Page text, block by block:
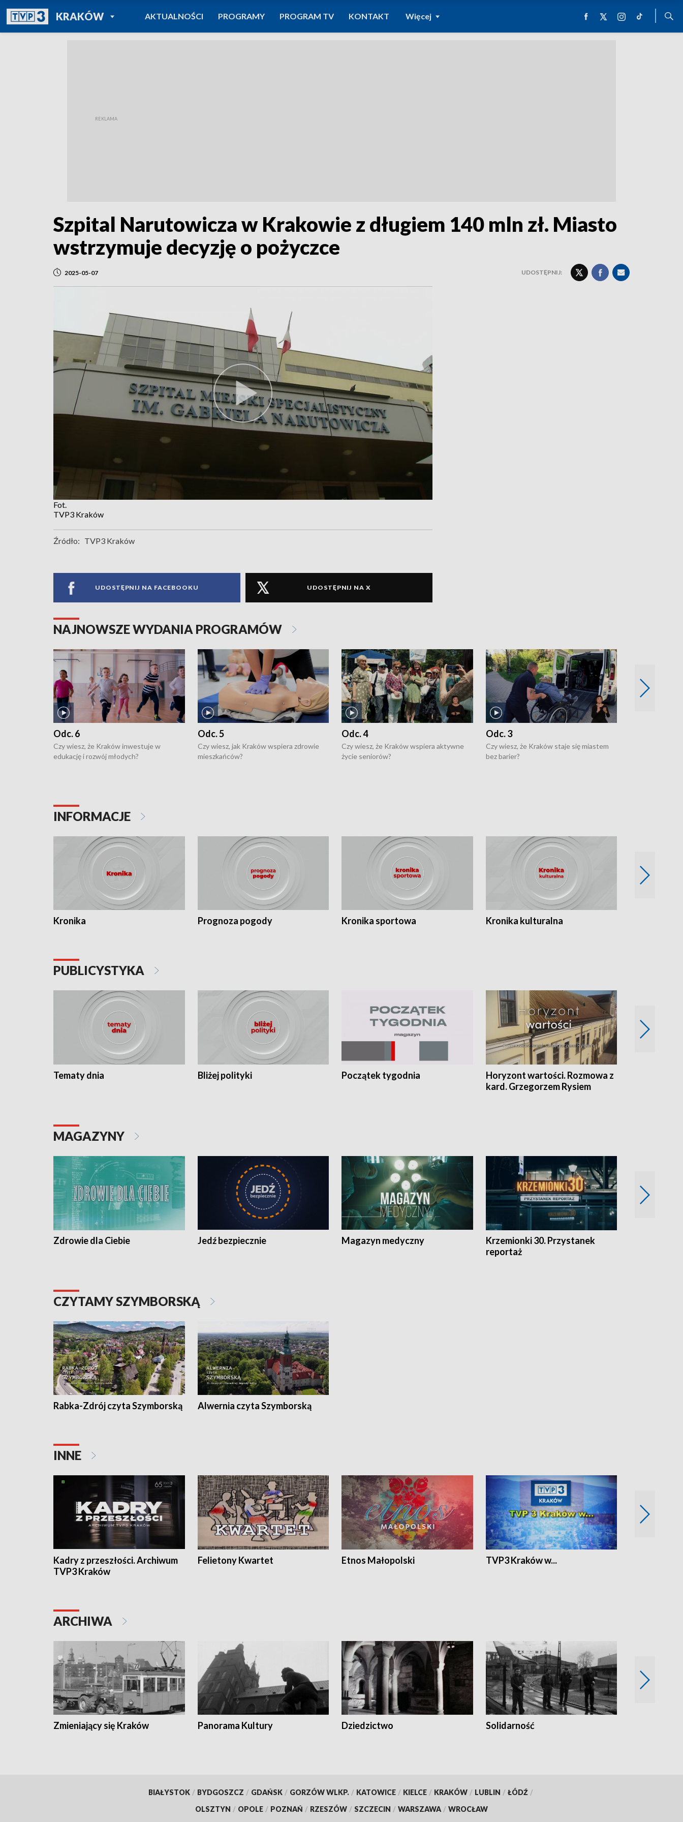
KRAKÓWPOWRÓT DO
TVP REGIONY
AKTUALNOŚCI PROGRAMY PROGRAM TV KONTAKT Więcej
Szpital Narutowicza w Krakowie z długiem 140 mln zł. Miasto
wstrzymuje decyzję o pożyczce
2025-05-07 UDOSTĘPNIJ:
Fot.
TVP3 Kraków
Źródło: TVP3 Kraków
UDOSTĘPNIJ NA FACEBOOKU UDOSTĘPNIJ NA X
NAJNOWSZE WYDANIA PROGRAMÓW
Odc. 6
Czy wiesz, że Kraków inwestuje w
edukację i rozwój młodych?
Odc. 5
Czy wiesz, jak Kraków wspiera zdrowie
mieszkańców?
Odc. 4
Czy wiesz, że Kraków wspiera aktywne
życie seniorów?
Odc. 3
Czy wiesz, że Kraków staje się miastem
bez barier?
INFORMACJE
Kronika Prognoza pogody Kronika sportowa Kronika kulturalna
PUBLICYSTYKA
Tematy dnia Bliżej polityki Początek tygodnia
Horyzont wartości. Rozmowa z
kard. Grzegorzem Rysiem
MAGAZYNY
Zdrowie dla Ciebie Jedź bezpiecznie Magazyn medyczny
Krzemionki 30. Przystanek
reportaż
CZYTAMY SZYMBORSKĄ
Rabka-Zdrój czyta Szymborską Alwernia czyta Szymborską
INNE
Kadry z przeszłości. Archiwum
TVP3 Kraków
Felietony Kwartet Etnos Małopolski TVP3 Kraków w...
ARCHIWA
Zmieniający się Kraków Panorama Kultury Dziedzictwo Solidarność
BIAŁYSTOK / BYDGOSZCZ / GDAŃSK / GORZÓW WLKP. / KATOWICE / KIELCE / KRAKÓW / LUBLIN / ŁÓDŹ /
OLSZTYN / OPOLE / POZNAŃ / RZESZÓW / SZCZECIN / WARSZAWA / WROCŁAW